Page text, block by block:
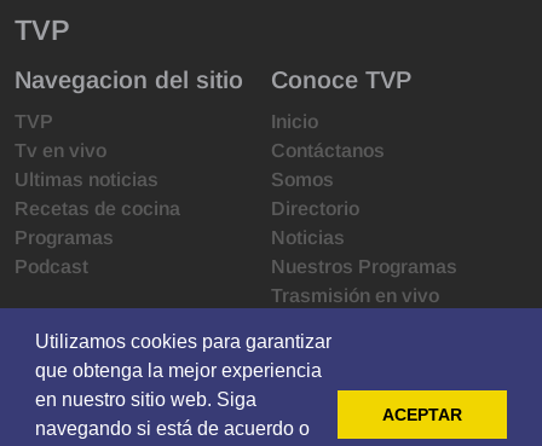
TVP
Navegacion del sitio
TVP
Tv en vivo
Ultimas noticias
Recetas de cocina
Programas
Podcast
Conoce TVP
Inicio
Contáctanos
Somos
Directorio
Noticias
Nuestros Programas
Trasmisión en vivo
Derechos de las audiencias
Código de ética
Redes sociales
Utilizamos cookies para garantizar
que obtenga la mejor experiencia
en nuestro sitio web. Siga
navegando si está de acuerdo o
ACEPTAR
Utilizamos cookies para garantizar
que obtenga la mejor experiencia
en nuestro sitio web. Siga
navegando si está de acuerdo o
ACEPTAR